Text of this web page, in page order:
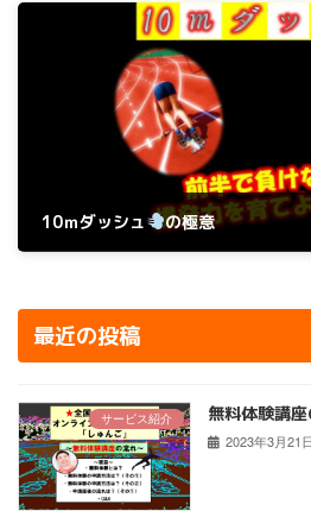
10ｍダッシュ の極意
最近の投稿
サービス紹介 無料体験講
2023年3月21日